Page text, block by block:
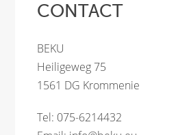
CONTACT
BEKU
Heiligeweg 75
1561 DG Krommenie
Tel: 075-6214432